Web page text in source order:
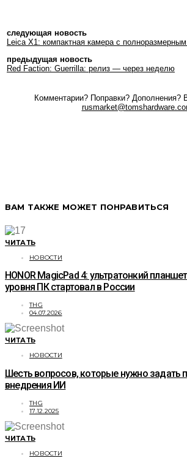
следующая новость
Leica X1: компактная камера с
предыдущая новость
Red Faction: Guerrilla: релиз — через неделю
Комментарии? Поправки? Дополнения?
ВАМ ТАКЖЕ МОЖЕТ ПОНРАВИТЬСЯ
ЧИТАТЬ
НОВОСТИ
HONOR MagicPad 4: ультратонкий
уровня ПК стартовал в России
THG
04.07.2026
ЧИТАТЬ
НОВОСТИ
Шесть вопросов, которые нужно задать
внедрения ИИ
THG
17.12.2025
ЧИТАТЬ
НОВОСТИ